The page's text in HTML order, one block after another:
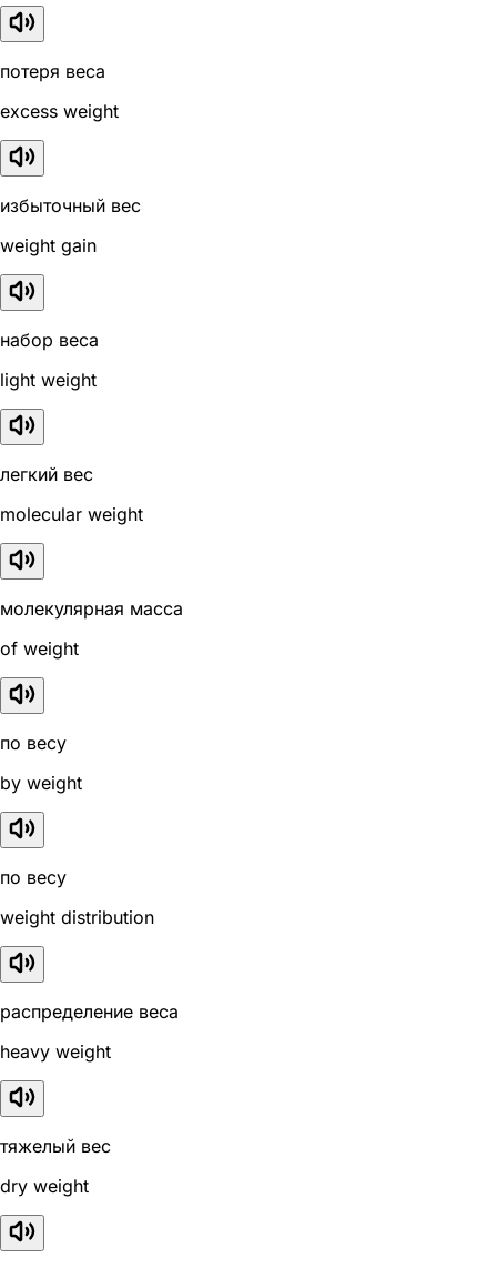
потеря веса
excess weight
избыточный вес
weight gain
набор веса
light weight
легкий вес
molecular weight
молекулярная масса
of weight
по весу
by weight
по весу
weight distribution
распределение веса
heavy weight
тяжелый вес
dry weight